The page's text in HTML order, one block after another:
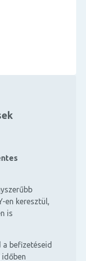
en keresztül,
is
a befizetéseid